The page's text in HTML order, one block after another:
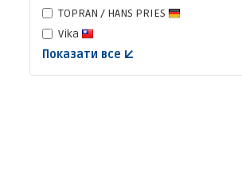
TOPRAN / HANS PRIES
Vika
Показати все ↓